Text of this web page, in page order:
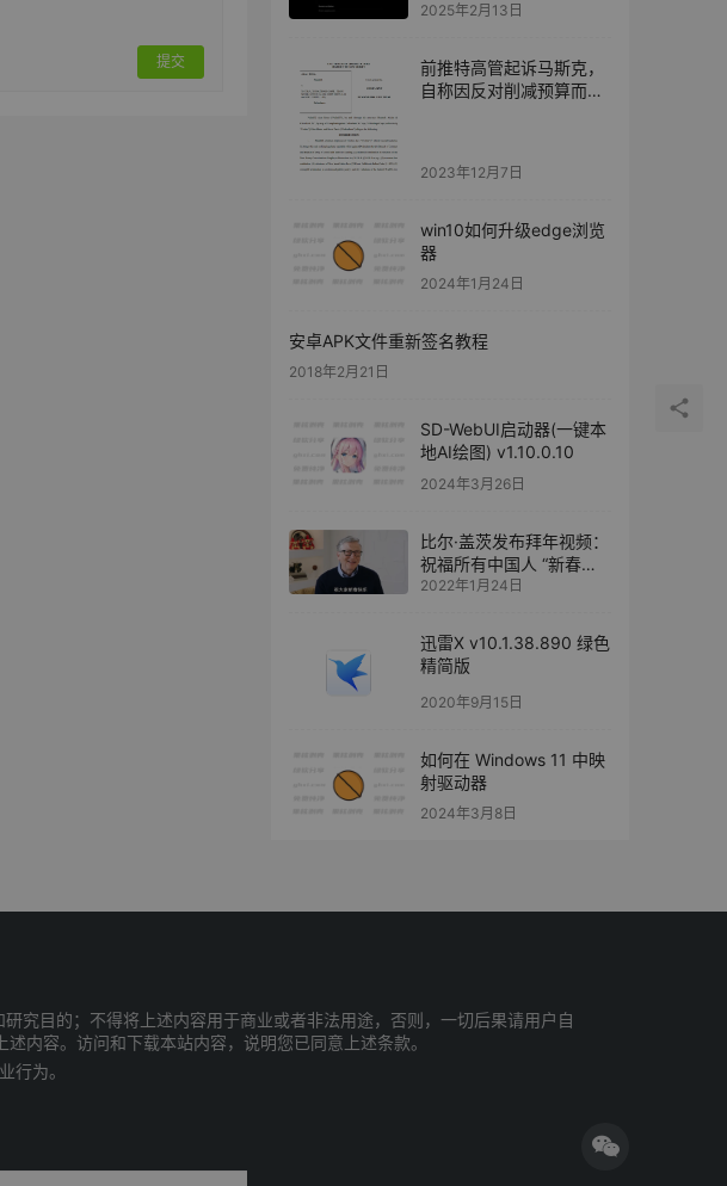
提交
2025年2月13日
前推特高管起诉马斯克，
自称因反对削减预算而被
2023年12月7日
win10如何升级edge浏览
器
2024年1月24日
安卓APK文件重新签名教程
2018年2月21日
SD-WebUI启动器(一键本
地AI绘图) v1.10.0.10
2024年3月26日
比尔·盖茨发布拜年视频：
祝福所有中国人 “新春快
乐”
2022年1月24日
迅雷X v10.1.38.890 绿色
精简版
2020年9月15日
如何在 Windows 11 中映
射驱动器
2024年3月8日
究目的；不得将上述内容用于商业或者非法用途，否则，一切后果请用户自
内容。访问和下载本站内容，说明您已同意上述条款。
行为。